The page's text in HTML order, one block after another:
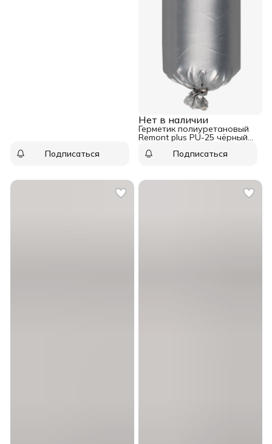
Подписаться
Нет в наличии
Герметик полиуретановый
Remont plus PU-25 чёрный
Подписаться